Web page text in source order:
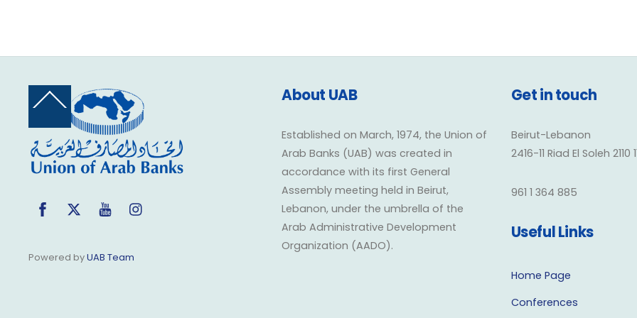
Back
Top
Facebook
Twitter YouTube
Powered byUAB Team
About UAB
Established on March, 1974, the Union of
Arab Banks (UAB) was created in
accordance with its first General
Assembly meeting held in Beirut,
Lebanon, under the umbrella of the
Arab Administrative Development
Organization (AADO).
Get in touch
Beirut-Lebanon
2416-11 Riad El Soleh 2110
961 1 364 885
Useful Links
Home Page
Conferences